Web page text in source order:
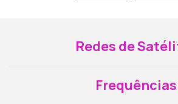
Redes de
Frequências